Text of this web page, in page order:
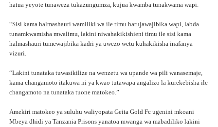
hatua yeyote tunaweza tukazungumza, kujua kwamba tunakwama wapi.
“Sisi kama halmashauri wamiliki wa ile timu hatujawajibika wapi, labda
tunamkwamisha mwalimu, lakini niwahakikishieni timu ile sisi kama
halmashauri tumewajibika kadri ya uwezo wetu kuhakikisha inafanya
vizuri.
“Lakini tunataka tuwasikilize na wenzetu wa upande wa pili wanasemaje,
kama changamoto itakuwa ni ya kwao tutawapa angalizo la kurekebisha ile
changamoto na tunataka tuone matokeo.”
Amekiri matokeo ya suluhu waliyopata Geita Gold Fc ugenini mkoani
Mbeya dhidi ya Tanzania Prisons yanatoa mwanga wa mabadiliko lakini